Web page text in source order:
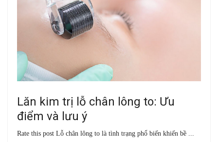
Lăn kim trị lỗ chân lông to: Ưu
điểm và lưu ý
Rate this post Lỗ chân lông to là tình trạng phổ biến khiến bề ...